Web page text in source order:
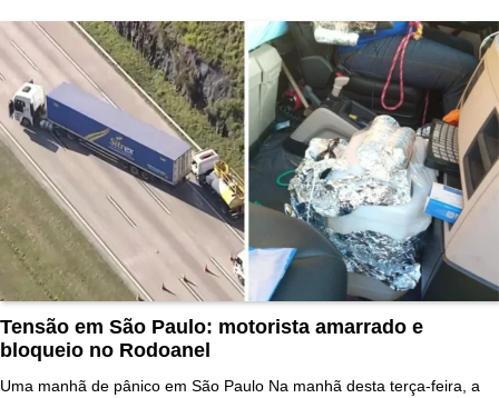
Tensão em São Paulo: motorista amarrado e
bloqueio no Rodoanel
Uma manhã de pânico em São Paulo Na manhã desta terça-feira, a